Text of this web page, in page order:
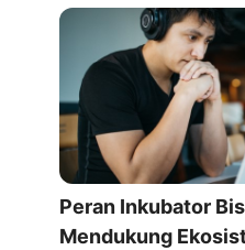
Peran Inkubator
Mendukung